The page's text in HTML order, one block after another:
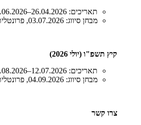
תאריכים: 26.04.2026–15.06.2026
מבחן סיווג: 03.07.2026, פרונטלית באוניברסיטת תל אביב
קיץ תשפ"ו (יולי 2026)
תאריכים: 12.07.2026–16.08.2026
מבחן סיווג: 04.09.2026, פרונטלית באוניברסיטת תל אביב
צרו קשר